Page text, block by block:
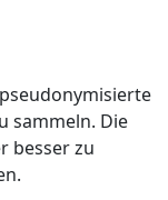
sammeln. Die
besser zu